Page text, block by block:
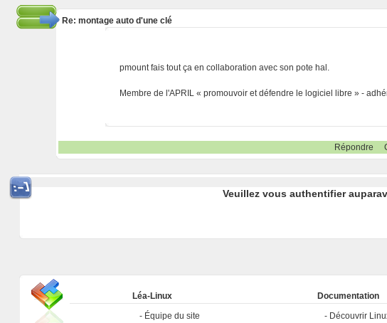
Re: montage auto d'une clé
pmount fais tout ça en collaboration avec son pote hal.
Membre de l'APRIL « promouvoir et défendre le logiciel libre » -
Répondre
Veuillez vous authentifier
Léa-Linux
Équipe du site
Documentation
Découvrir